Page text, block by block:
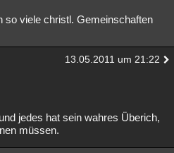
so viele christl. Gemeinschaften
13.05.2011 um 21:22
jedes hat sein wahres Überich,
müssen.